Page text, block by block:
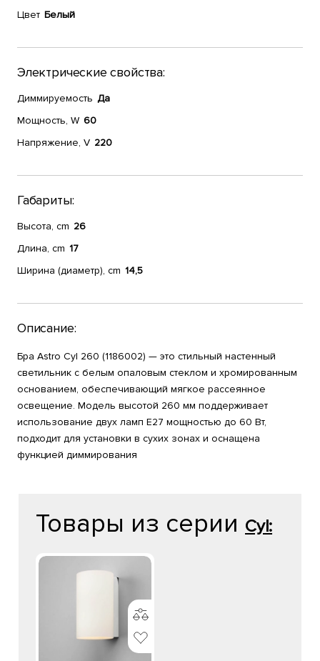
Цвет Белый
Электрические свойства:
Диммируемость Да
Мощность, W 60
Напряжение, V 220
Габариты:
Высота, cm 26
Длина, cm 17
Ширина (диаметр), cm 14,5
Описание:
Бра Astro Cyl 260 (1186002) — это стильный настенный
светильник с белым опаловым стеклом и хромированным
основанием, обеспечивающий мягкое рассеянное
освещение. Модель высотой 260 мм поддерживает
использование двух ламп E27 мощностью до 60 Вт,
подходит для установки в сухих зонах и оснащена
функцией диммирования
Товары из серии Cyl: